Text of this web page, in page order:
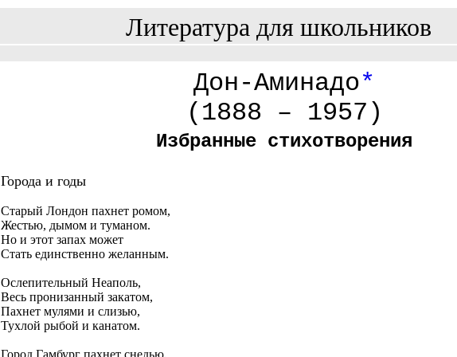
Литература для школьников
Дон-Аминадо*
(1888 – 1957)
Избранные стихотворения
Города и годы
Старый Лондон пахнет ромом,
Жестью, дымом и туманом.
Но и этот запах может
Стать единственно желанным.
Ослепительный Неаполь,
Весь пронизанный закатом,
Пахнет мулями и слизью,
Тухлой рыбой и канатом.
Город Гамбург пахнет снедью,